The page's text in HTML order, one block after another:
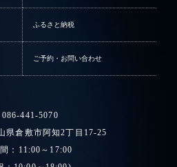
ふるさと納税
ご予約・お問い合わせ
086-441-5070
県倉敷市阿知2丁目17-25
：11:00～17:00